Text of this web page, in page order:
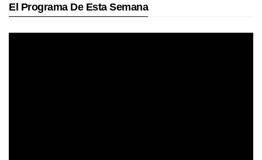
El Programa De Esta Semana